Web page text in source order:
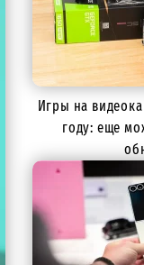
Игры на
году: еще